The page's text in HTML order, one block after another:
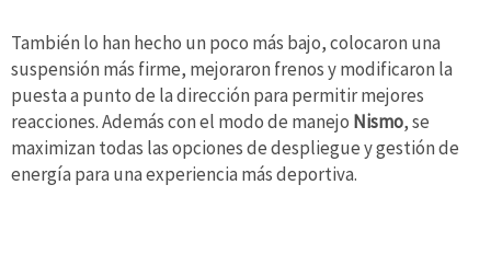
También lo han hecho un poco más bajo, colocaron una
suspensión más firme, mejoraron frenos y modificaron la
puesta a punto de la dirección para permitir mejores
reacciones. Además con el modo de manejo Nismo, se
maximizan todas las opciones de despliegue y gestión de
energía para una experiencia más deportiva.